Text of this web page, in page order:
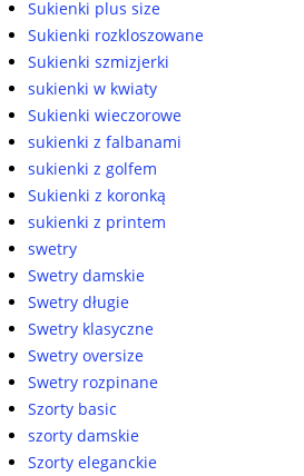
Sukienki plus size
Sukienki rozkloszowane
Sukienki szmizjerki
sukienki w kwiaty
Sukienki wieczorowe
sukienki z falbanami
sukienki z golfem
Sukienki z koronką
sukienki z printem
swetry
Swetry damskie
Swetry długie
Swetry klasyczne
Swetry oversize
Swetry rozpinane
Szorty basic
szorty damskie
Szorty eleganckie